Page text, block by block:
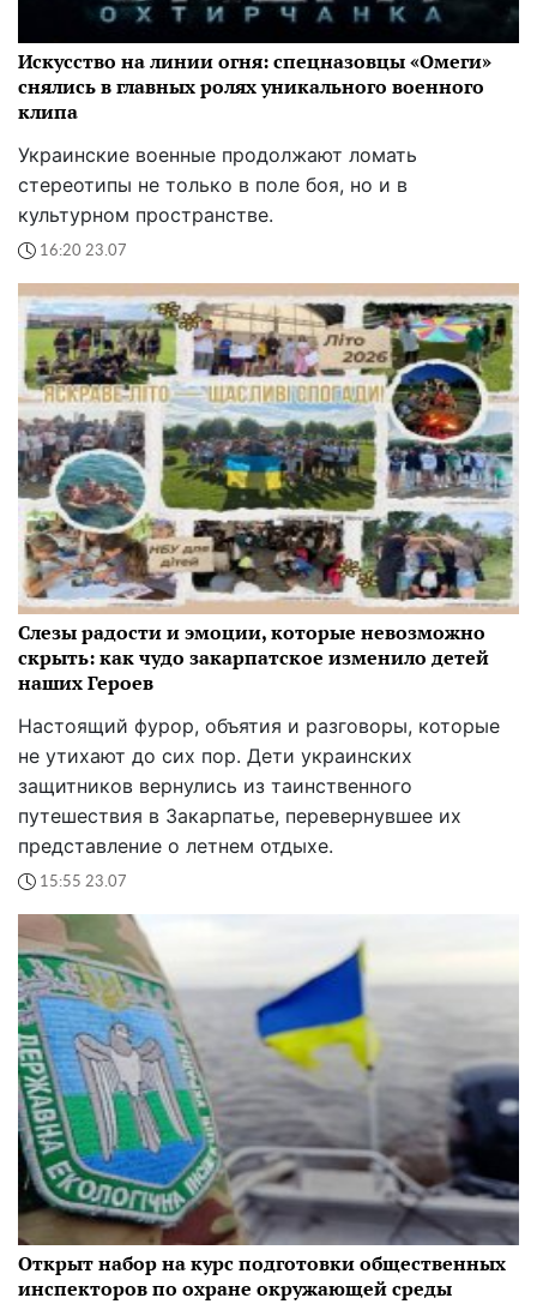
Искусство на линии огня: спецназовцы «Омеги»
снялись в главных ролях уникального военного
клипа
Украинские военные продолжают ломать
стереотипы не только в поле боя, но и в
культурном пространстве.
16:20 23.07
Слезы радости и эмоции, которые невозможно
скрыть: как чудо закарпатское изменило детей
наших Героев
Настоящий фурор, объятия и разговоры, которые
не утихают до сих пор. Дети украинских
защитников вернулись из таинственного
путешествия в Закарпатье, перевернувшее их
представление о летнем отдыхе.
15:55 23.07
Открыт набор на курс подготовки общественных
инспекторов по охране окружающей среды